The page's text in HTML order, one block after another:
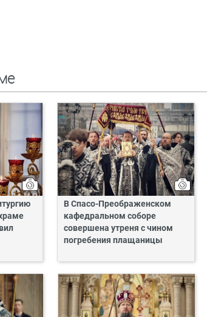
В Спасо-Преображенском
кафедральном соборе
совершена утреня с чином
погребения плащаницы